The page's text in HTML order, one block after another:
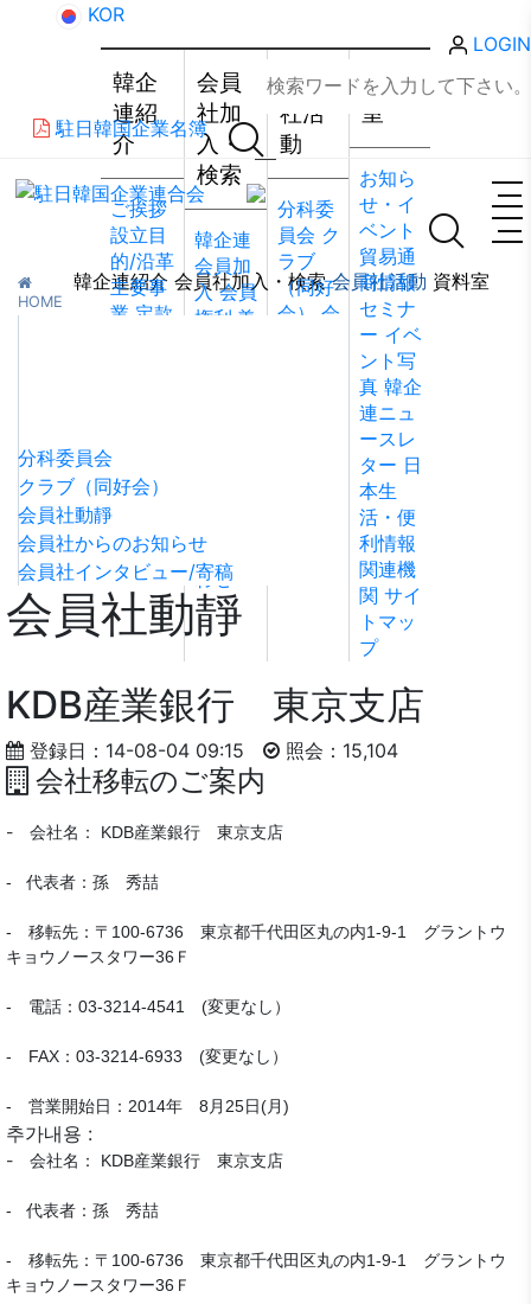
韓企
連紹
介
ご挨拶
設立目
的/沿革
主要事
業 定款
ェブア
クセシ
ビリテ
ィ方針
会員
社加
入・
検索
韓企連
会員加
入 会員
権利·義
問い合
わせ
会員
社活
動
分科委
員会 ク
ラブ
（同好
会）
会
資料
室
お知ら
せ・イ
ベント
貿易通
商情報
セミナ
ー イベ
ント写
真 韓企
連ニュ
ースレ
ター 日
本生
活・便
利情報
関連機
関 サイ
トマッ
プ
駐日韓国企業名簿
KOR
LOGIN
韓企連紹介 会員社加入・検索 会員社活動 資料室
HOME
分科委員会
クラブ（同好会）
会員社動靜
会員社からのお知らせ
会員社インタビュー/寄稿
会員社動靜
KDB産業銀行 東京支店
登録日：14-08-04 09:15 照会：15,104
会社移転のご案内
- 会社名： KDB産業銀行 東京支店
- 代表者：孫 秀喆
- 移転先：〒100-6736 東京都千代田区丸の内1‐9‐1 グラントウ
キョウノースタワー36Ｆ
- 電話：03-3214-4541 (変更なし）
- FAX：03-3214-6933 (変更なし）
- 営業開始日：2014年 8月25日(月)
추가내용 :
- 会社名： KDB産業銀行 東京支店
- 代表者：孫 秀喆
- 移転先：〒100-6736 東京都千代田区丸の内1‐9‐1 グラントウ
キョウノースタワー36Ｆ